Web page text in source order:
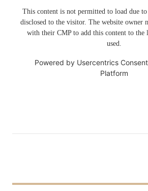
This content is not permitted to load due
disclosed to the visitor. The website owner
with their CMP to add this content to the
used.
Powered by Usercentrics
Platform